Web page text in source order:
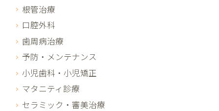
根管治療
口腔外科
歯周病治療
予防・メンテナンス
小児歯科・小児矯正
マタニティ診療
セラミック・審美治療